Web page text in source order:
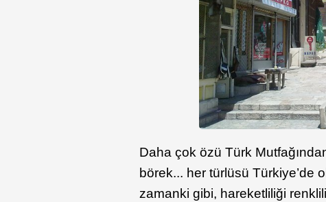
Daha çok özü Türk
börek... her türlüsü Türkiye’de
zamanki gibi, hareketliliği